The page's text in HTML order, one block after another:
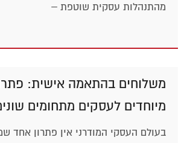
מהתנהלות עסקית שוטפת –
משלוחים בהתאמה אישית:
מיוחדים לעסקים מתחומים
בעולם העסקי המודרני אין פתרון אחד